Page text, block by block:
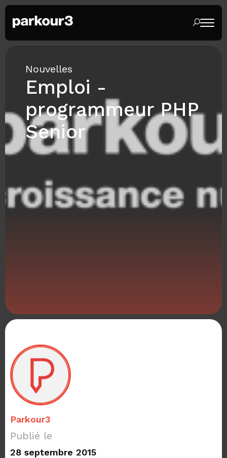
Nouvelles
Emploi -
programmeur PHP
Senior
Parkour3
Publié le
28 septembre 2015